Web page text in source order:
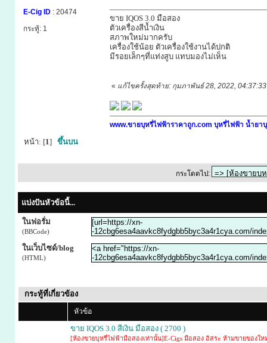
E-Cig ID: 20474
กระทู้: 1
ขาย IQOS 3.0 มือสอง
ตัวเครื่องสีน้ำเงิน
สภาพใหม่มากครับ
เครื่องใช้น้อย ตัวเครื่องใช้งานได้ปกติ
มีรอยเล็กๆที่แท่งสูบ แทบมองไม่เห็น
« แก้ไขครั้งสุดท้าย: กุมภาพันธ์ 28, 2022,
www.ขายบุหรี่ไฟฟ้าราคาถูก.com บุหรี่ไฟฟ้า น้ำยา
หน้า: [1] ขึ้นบน
กระโดดไป:
แบ่งปันหัวข้อนี้...
ในฟอรั่ม
(BBCode)
ในเว็บไซด์/blog
(HTML)
กระทู้ที่เกี่ยวข้อง
หัวข้อ
ขาย IQOS 3.0 สีเงิน มือสอง ( 2700 )
[ห้องขายบุหรี่ไฟฟ้ามือสองเท่านั้น]E-Cigs มือสอง อิสระ ห้ามขายของใ